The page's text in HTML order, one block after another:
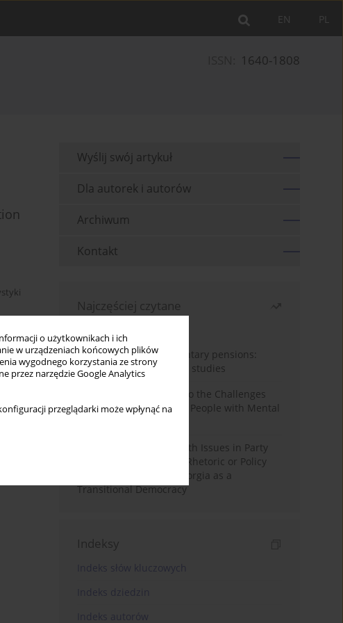
o użytkownikach i ich
w urządzeniach końcowych plików
wygodnego korzystania ze strony
przez narzędzie Google Analytics
przeglądarki może wpłynąć na
PL
EN
1640-1808
Wyślij swój artykuł
Dla autorek i autorów
Archiwum
Kontakt
Najczęściej czytane
Auto-enrolment in voluntary pensions:
Comparative OECD case studies
Bibliometric Insights into the Challenges
and Needs of Homeless People with Mental
The Politicisation of Youth Issues in Party
Programmes: Symbolic Rhetoric or Policy
Priority? The Case of Georgia as a
Transitional Democracy
Indeksy
Indeks słów kluczowych
Indeks dziedzin
Indeks autorów